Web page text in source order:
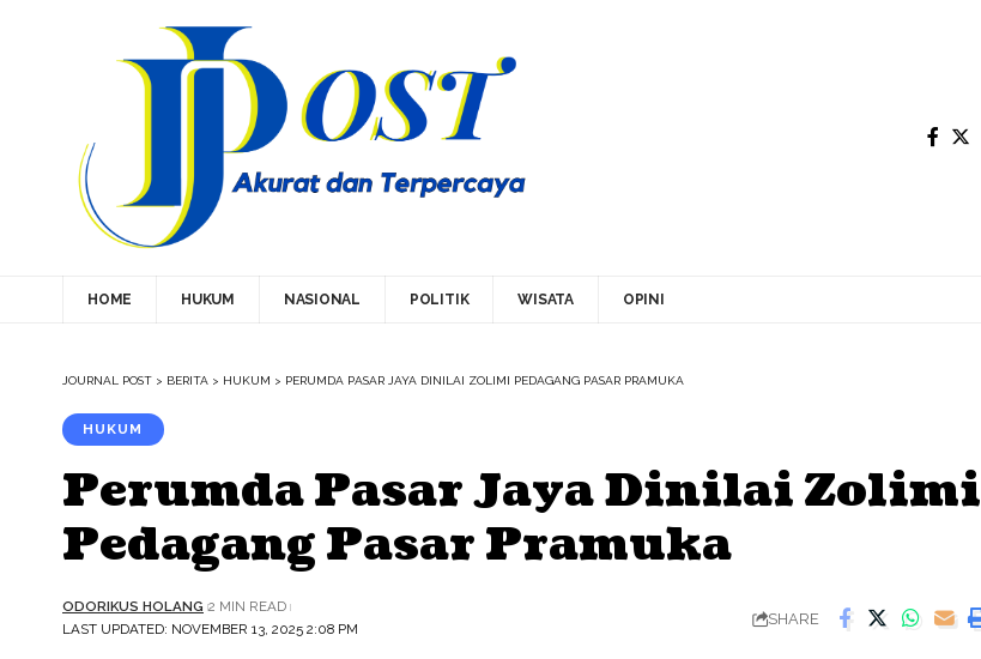
HOME HUKUM NASIONAL POLITIK WISATA OPINI
JOURNAL POST > BERITA > HUKUM > PERUMDA PASAR JAYA DINILAI ZOLIMI PEDAGANG PASAR PRAMUKA
HUKUM
Perumda Pasar Jaya Dinilai Zolimi
Pedagang Pasar Pramuka
LAST UPDATED: NOVEMBER 13, 2025 2:08 PM
ODORIKUS HOLANG 2 MIN READ
SHARE